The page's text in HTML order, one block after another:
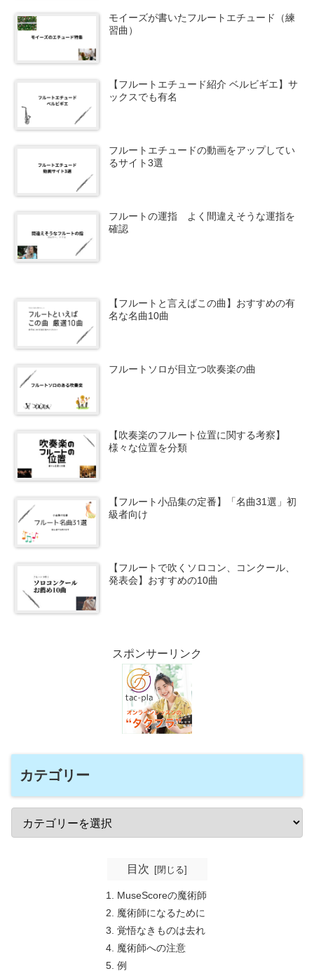
モイーズが書いたフルートエチュード（練
習曲）
【フルートエチュード紹介 ベルビギエ】サ
ックスでも有名
フルートエチュードの動画をアップしてい
るサイト3選
フルートの運指 よく間違えそうな運指を
確認
【フルートと言えばこの曲】おすすめの有
名な名曲10曲
フルートソロが目立つ吹奏楽の曲
【吹奏楽のフルート位置に関する考察】
様々な位置を分類
【フルート小品集の定番】「名曲31選」初
級者向け
【フルートで吹くソロコン、コンクール、
発表会】おすすめの10曲
スポンサーリンク
カテゴリー
目次
MuseScoreの魔術師
魔術師になるために
覚悟なきものは去れ
魔術師への注意
例